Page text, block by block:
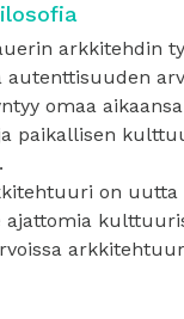
arkkitehdin
autenttisuuden
omaa
paikallisen
on uutta
ajattomia